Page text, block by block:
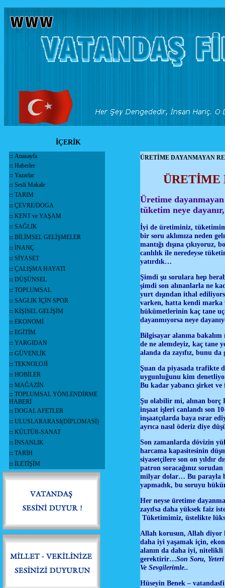
İÇERİK
:: Anasayfa
:: Haberler
:: Yazarlar
:: Sesli Makale
:: TARIM
:: ÇEVRE/DOGA
:: KENT ve YAŞAM
:: SAĞLIK
:: BİLİMSEL GELİŞMELER
:: İNANÇ
:: SİYASET
:: ÇALIŞMA HAYATI
:: DÜŞÜNSEL
:: TOPLUMSAL
:: SAGLIK İÇİN SPOR
:: KİŞİSEL GELİŞİM
:: EKONOMİ
:: EGİTİM
:: YARGIDAN
:: GÜVENLİK
:: TEKNOLOJİ
:: HOBİLER
:: MAĞAZİN
:: TOPLUMSAL YÖNLENDİRME
HABERİ
:: DOGAL AFETLER
:: ULUSLARARASI(DİPLOMASİ)
:: KÜLTÜR-SANAT
:: İNSANLIK
:: TARİH
:: İLETİŞİM
ÜRETİME DAYANMAYAN
ÜRETİME
Üretime
tüketim neye
İyi de üretiminiz,
bir soru aklımıza neden
mantığı dışına
canlılık ile neredeyse
yatırdık…
Şimdi şu sorulara hep
şimdi son alınanlarla ne
yurt dışından ithal
varken, hatta kendi marka
hükümetlerinin kaç tane
dayanmıyorsa neye
Bilgisayar alanına
de ne alemdeyiz, kaç tane
alanda da zayıfız, bunu da
Şuan da piyasada trafikte
uygunluğunu kim
Bu kadar yabancı şirket
Şu olabilir mi, alınan borç
inşaat işleri canlandı son
inşaatçılarda baya ısrar
ayrıca nasıl öderiz diye
Son zamanlarda dövizin
harcama kapasitesinin
siyasetçilere son on yıldır
patron soracağınız
milyar dolar… Bu parayla
yapmadık, bu soruyu
Her neyse üretime
zayıfsa daha yüksek faiz
Tüketimimiz, üstelikte
Allah korusun, Allah diyor
daha iyi yaşamak için,
alanın da daha iyi, nitelikli
gerektirir…Son Soru,
Ve Sevgilerimle..
Hüseyin Benek –